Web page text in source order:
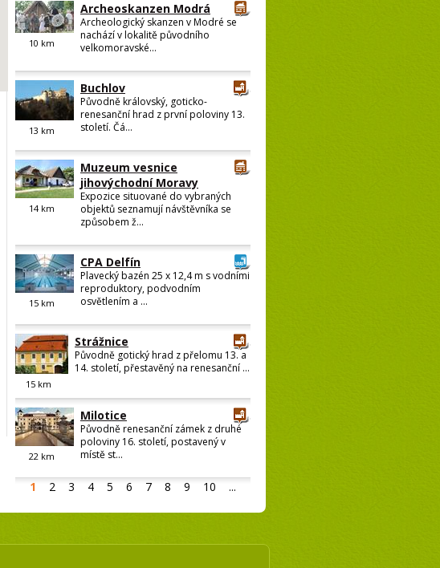
1 2 3 4 5 6 7 8 9 10 ...
10 km
Archeoskanzen Modrá
Archeologický skanzen v Modré se
nachází v lokalitě původního
velkomoravské...
13 km
Buchlov
Původně královský, goticko-
renesanční hrad z první poloviny 13.
století. Čá...
14km
Muzeum vesnice
jihovýchodní Moravy
Expozice situované do vybraných
objektů seznamují návštěvníka se
způsobem ž...
15km
CPA Delfín
Plavecký bazén 25 x 12,4 m s vodními
reproduktory, podvodním
osvětlením a ...
15 km
Strážnice
Původně gotický hrad z přelomu 13. a
14. století, přestavěný na renesanční ...
22km
Milotice
Původně renesanční zámek z druhé
poloviny 16. století, postavený v
místě st...